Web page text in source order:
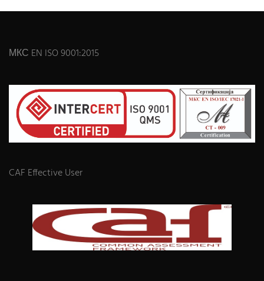
МКС EN ISO 9001:2015
CAF Effective User